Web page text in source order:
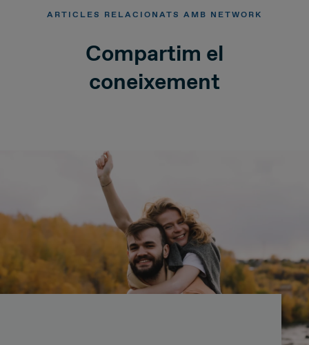
ARTICLES RELACIONATS AMB NETWORK
Compartim el
coneixement